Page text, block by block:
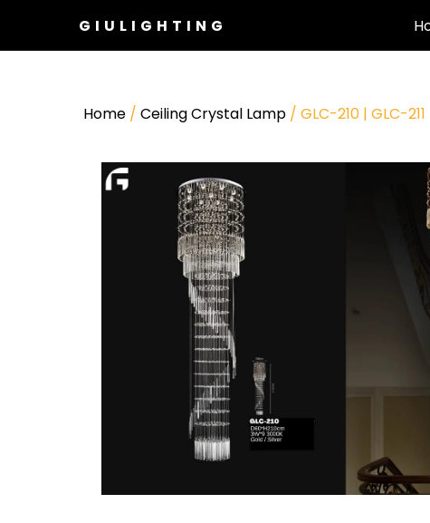
GIULIGHTING
Home / Ceiling Crystal Lamp / GLC-210 | GLC-211